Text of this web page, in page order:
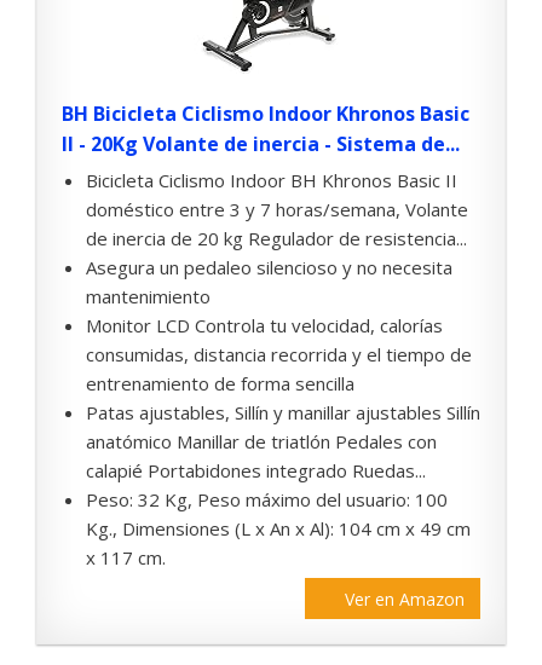
BH Bicicleta Ciclismo Indoor Khronos Basic
II - 20Kg Volante de inercia - Sistema de...
Bicicleta Ciclismo Indoor BH Khronos Basic II
doméstico entre 3 y 7 horas/semana, Volante
de inercia de 20 kg Regulador de resistencia...
Asegura un pedaleo silencioso y no necesita
mantenimiento
Monitor LCD Controla tu velocidad, calorías
consumidas, distancia recorrida y el tiempo de
entrenamiento de forma sencilla
Patas ajustables, Sillín y manillar ajustables Sillín
anatómico Manillar de triatlón Pedales con
calapié Portabidones integrado Ruedas...
Peso: 32 Kg, Peso máximo del usuario: 100
Kg., Dimensiones (L x An x Al): 104 cm x 49 cm
x 117 cm.
Ver en Amazon